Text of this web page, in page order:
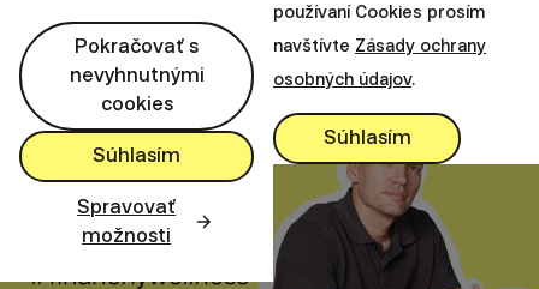
3. októbra 2025
Pokračovať s
nevyhnutnými
cookies
Súhlasím
Spravovať
možnosti
používaní Cookies prosím
navštívte Zásady ochrany
osobných údajov.
Súhlasím